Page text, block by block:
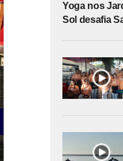
Yoga nos
Sol desafia